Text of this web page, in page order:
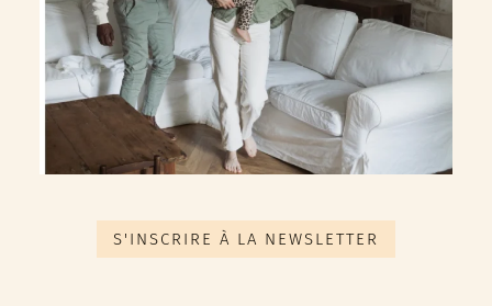
S'INSCRIRE À LA NEWSLETTER